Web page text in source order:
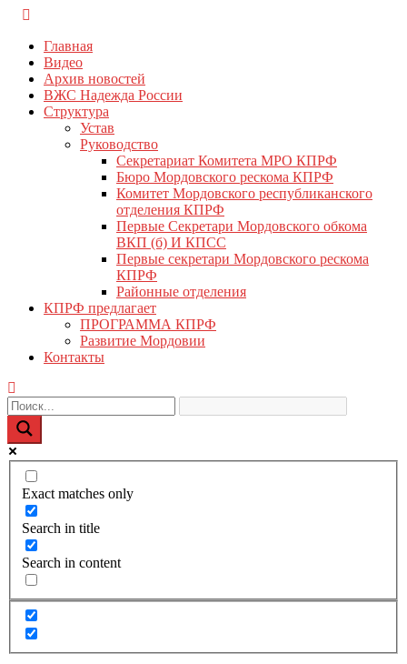
Перейти
содержимому
Главная
Видео
Архив новостей
ВЖС Надежда России
Структура
Устав
Руководство
Секретариат Комитета МРО КПРФ
Бюро Мордовского рескома КПРФ
Комитет Мордовского республиканского
отделения КПРФ
Первые Секретари Мордовского обкома
ВКП (б) И КПСС
Первые секретари Мордовского рескома
КПРФ
Районные отделения
КПРФ предлагает
ПРОГРАММА КПРФ
Развитие Мордовии
Контакты
Exact matches only
Search in title
Search in content